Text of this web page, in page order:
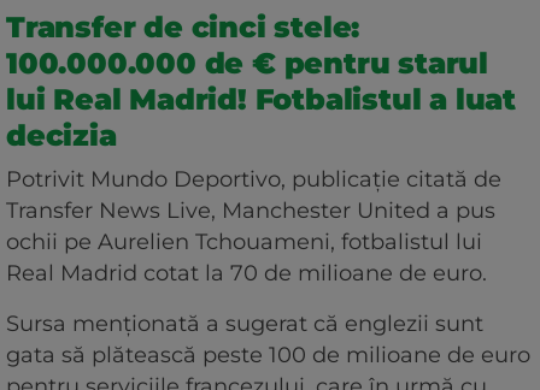
Transfer de cinci stele:
100.000.000 de € pentru starul
lui Real Madrid! Fotbalistul a luat
decizia
Potrivit Mundo Deportivo, publicație citată de
Transfer News Live, Manchester United a pus
ochii pe Aurelien Tchouameni, fotbalistul lui
Real Madrid cotat la 70 de milioane de euro.
Sursa menționată a sugerat că englezii sunt
gata să plătească peste 100 de milioane de euro